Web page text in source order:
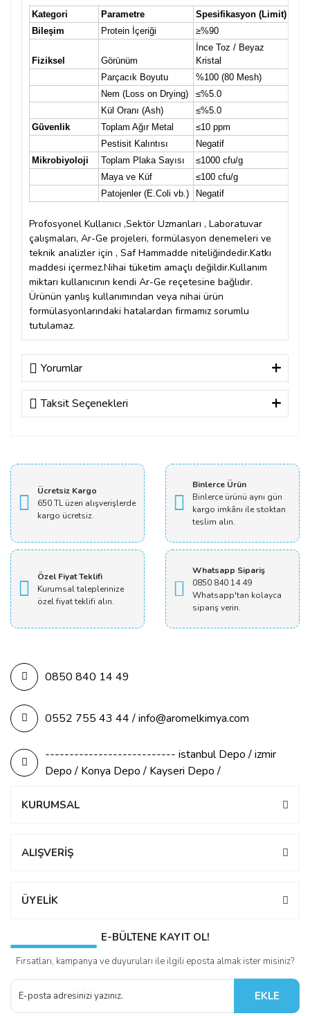
Kategori Parametre Spesifikasyon (Limit)
Bileşim
Protein İçeriği ≥%90
Fiziksel Görünüm
İnce Toz / Beyaz
Kristal
Parçacık Boyutu
%100 (80 Mesh)
Nem (Loss on Drying)
≤%5.0
Kül Oranı (Ash)
≤%5.0
Güvenlik
Toplam Ağır Metal ≤10 ppm
Pestisit Kalıntısı
Negatif
Mikrobiyoloji
Toplam Plaka Sayısı ≤1000 cfu/g
Maya ve Küf
≤100 cfu/g
Patojenler (E.Coli vb.)
Negatif
Profosyonel Kullanıcı ,Sektör Uzmanları , Laboratuvar
çalışmaları, Ar-Ge projeleri, formülasyon denemeleri ve
teknik analizler için , Saf Hammadde niteliğindedir.Katkı
maddesi içermez.Nihai tüketim amaçlı değildir.Kullanım
miktarı kullanıcının kendi Ar-Ge reçetesine bağlıdır.
Ürünün yanlış kullanımından veya nihai ürün
formülasyonlarındaki hatalardan firmamız sorumlu
tutulamaz.
Yorumlar
Bu ürüne ilk yorumu siz yapın!
Taksit Seçenekleri
Ücretsiz Kargo
650 TL üzeri alışverişlerde
kargo ücretsiz.
Binlerce Ürün
Binlerce ürünü aynı gün
kargo imkânı ile stoktan
teslim alın.
Özel Fiyat Teklifi
Kurumsal taleplerinize
özel fiyat teklifi alın.
Whatsapp Sipariş
0850 840 14 49
Whatsapp'tan kolayca
sipariş verin.
0850 840 14 49
0552 755 43 44 / info@aromelkimya.com
--------------------------- istanbul Depo / izmir
Depo / Konya Depo / Kayseri Depo /
KURUMSAL
ALIŞVERİŞ
ÜYELİK
E-BÜLTENE KAYIT OL!
Fırsatları, kampanya ve duyuruları ile ilgili eposta almak ister misiniz?
EKLE